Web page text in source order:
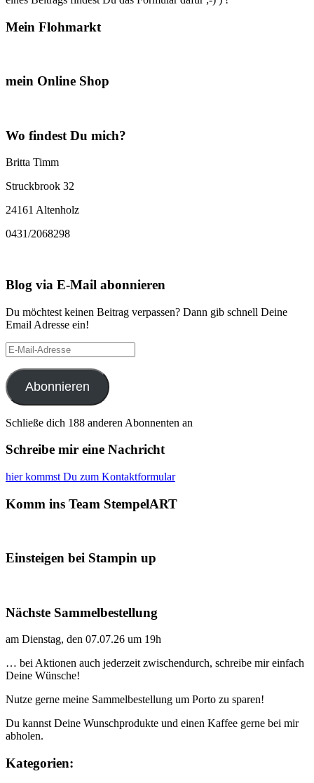
Mein Flohmarkt
mein Online Shop
Wo findest Du mich?
Britta Timm
Struckbrook 32
24161 Altenholz
0431/2068298
Blog via E-Mail abonnieren
Du möchtest keinen Beitrag verpassen? Dann gib schnell Deine
Email Adresse ein!
E-
Mail-
Adresse
Abonnieren
Schließe dich 188 anderen Abonnenten an
Schreibe mir eine Nachricht
hier kommst Du zum Kontaktformular
Komm ins Team StempelART
Einsteigen bei Stampin up
Nächste Sammelbestellung
am Dienstag, den 07.07.26 um 19h
… bei Aktionen auch jederzeit zwischendurch, schreibe mir einfach
Deine Wünsche!
Nutze gerne meine Sammelbestellung um Porto zu sparen!
Du kannst Deine Wunschprodukte und einen Kaffee gerne bei mir
abholen.
Kategorien: